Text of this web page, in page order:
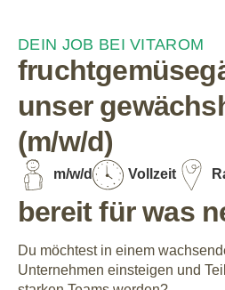
DEIN JOB BEI VITAROM
unser
(m/w/d)
m/w/d Vollzeit
bereit für was
Du möchtest in einem
Unternehmen einsteigen und